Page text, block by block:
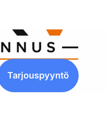
Tarjouspyyntö